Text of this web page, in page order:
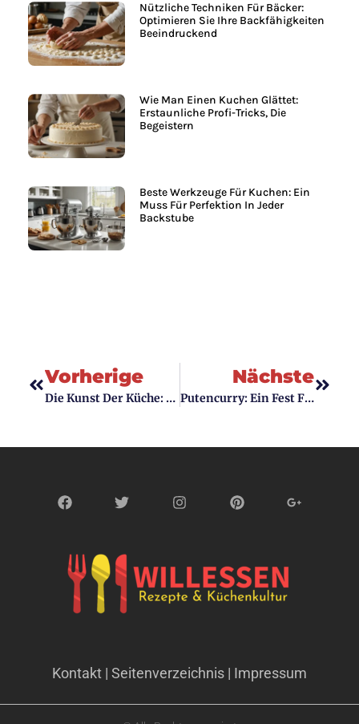
Nützliche Techniken Für Bäcker:
Optimieren Sie Ihre Backfähigkeiten
Beeindruckend
Wie Man Einen Kuchen Glättet:
Erstaunliche Profi-Tricks, Die
Begeistern
Beste Werkzeuge Für Kuchen: Ein
Muss Für Perfektion In Jeder
Backstube
Vorherige
Die Kunst Der Küche: Raffinierte Rindfleisch-Rezepte Vorgestellt
Nächste
Putencurry: Ein Fest Für Den Gaumen
Kontakt | Seitenverzeichnis | Impressum